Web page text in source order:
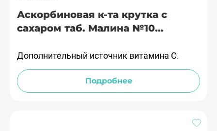
Аскорбиновая к-та крутка с
сахаром таб. Малина №10
Дополнительный источник витамина С.
Подробнее